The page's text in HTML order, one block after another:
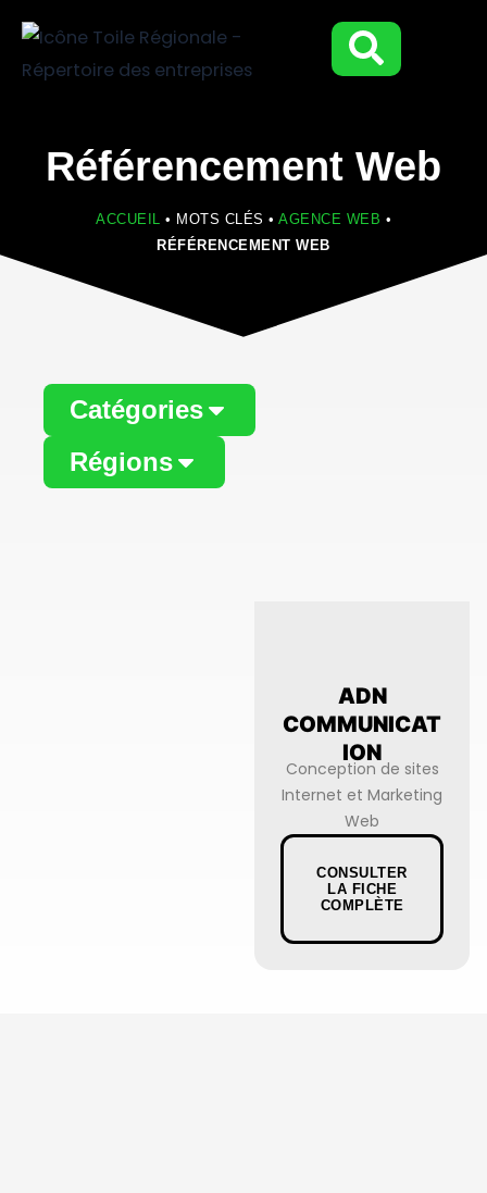
contenu
Référencement Web
ACCUEIL • MOTS CLÉS • AGENCE WEB •
RÉFÉRENCEMENT WEB
Catégories
Régions
ADN
COMMUNICAT
ION
Conception de sites
Internet et Marketing
Web
CONSULTER
LA FICHE
COMPLÈTE